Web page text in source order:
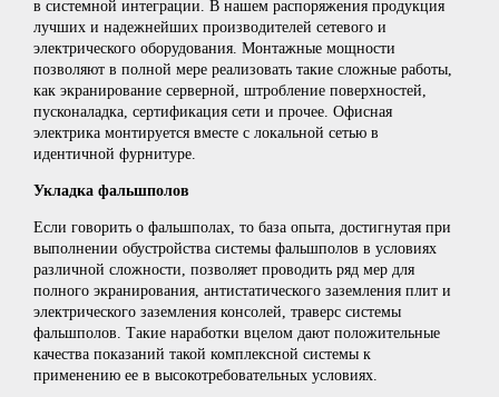
в системной интеграции. В нашем распоряжения продукция
лучших и надежнейших производителей сетевого и
электрического оборудования. Монтажные мощности
позволяют в полной мере реализовать такие сложные работы,
как экранирование серверной, штробление поверхностей,
пусконаладка, сертификация сети и прочее. Офисная
электрика монтируется вместе с локальной сетью в
идентичной фурнитуре.
Укладка фальшполов
Если говорить о фальшполах, то база опыта, достигнутая при
выполнении обустройства системы фальшполов в условиях
различной сложности, позволяет проводить ряд мер для
полного экранирования, антистатического заземления плит и
электрического заземления консолей, траверс системы
фальшполов. Такие наработки вцелом дают положительные
качества показаний такой комплексной системы к
применению ее в высокотребовательных условиях.